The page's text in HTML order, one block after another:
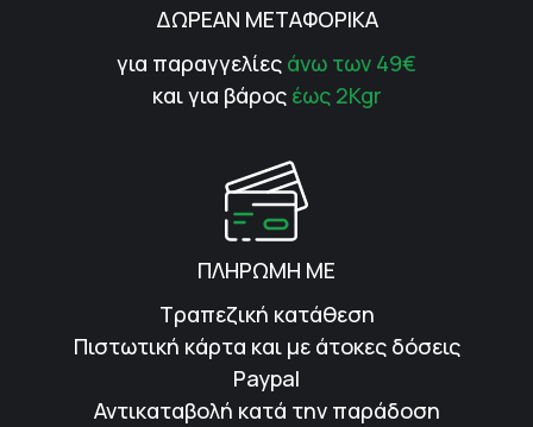
ΔΩΡΕΑΝ ΜΕΤΑΦΟΡΙΚΑ
για παραγγελίες άνω των 49€
και για βάρος έως 2Kgr
ΠΛΗΡΩΜΗ ΜΕ
Τραπεζική κατάθεση
Πιστωτική κάρτα και με άτοκες δόσεις
Paypal
Αντικαταβολή κατά την παράδοση